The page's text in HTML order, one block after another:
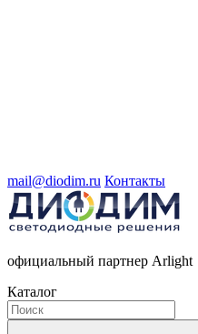
mail@diodim.ru Контакты
официальный партнер Arlight
Каталог